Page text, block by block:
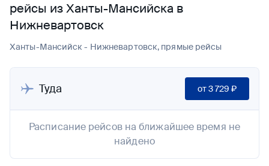
рейсы из Ханты-Мансийска в
Нижневартовск
Ханты-Мансийск - Нижневартовск, прямые рейсы
Туда от3 729 ₽
Расписание рейсов на ближайшее время не
найдено